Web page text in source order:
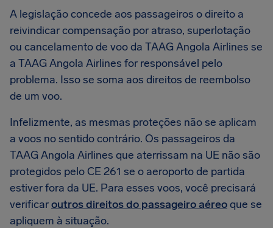
A legislação concede aos passageiros o direito a
reivindicar compensação por atraso, superlotação
ou cancelamento de voo da TAAG Angola Airlines se
a TAAG Angola Airlines for responsável pelo
problema. Isso se soma aos direitos de reembolso
de um voo.
Infelizmente, as mesmas proteções não se aplicam
a voos no sentido contrário. Os passageiros da
TAAG Angola Airlines que aterrissam na UE não são
protegidos pelo CE 261 se o aeroporto de partida
estiver fora da UE. Para esses voos, você precisará
verificaroutros direitos do passageiro aéreoque se
apliquem à situação.